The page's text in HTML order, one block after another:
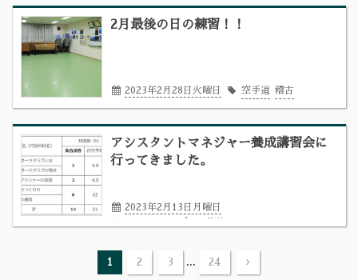
2月最後の日の練習！！
2023年2月28日火曜日 空手道 稽古
アシスタントマネジャー養成講習会に
行ってきました。
2023年2月13日月曜日
1 2 3 ... 24